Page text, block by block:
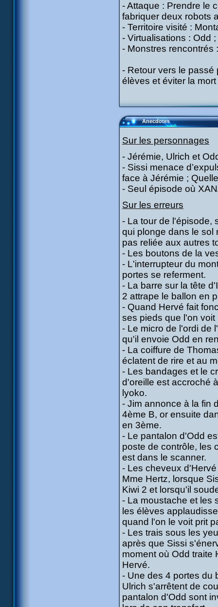
- Attaque : Prendre le
fabriquer deux robots
- Territoire visité :
- Virtualisations : Odd ;
- Monstres rencontrés
- Retour vers le passé
élèves et éviter la
Anecdotes
Sur les personnages
- Jérémie, Ulrich et
- Sissi menace
face à Jérémie ;
- Seul épisode où
Sur les erreurs
- La tour de l'épisode,
qui plonge dans le sol
pas reliée aux autres
- Les boutons de la
- L'interrupteur du
portes se referment.
- La barre sur la tête
2 attrape le ballon en
- Quand Hervé fait
ses pieds que l'on
- Le micro de l'ordi de
qu'il envoie Odd en
- La coiffure de
éclatent de rire et au
- Les bandages et le
d'oreille est accroché
lyoko.
- Jim annonce à la fin
4ème B, or ensuite
en 3ème.
- Le pantalon d'Odd
poste de contrôle, les
est dans le scanner.
- Les cheveux
Mme Hertz, lorsque
Kiwi 2 et lorsqu'il
- La moustache et les
les élèves
quand l'on le voit prit
- Les trais sous les
après que Sissi
moment où Odd traite
Hervé.
- Une des 4 portes du
Ulrich s'arrêtent de
pantalon d'Odd sont